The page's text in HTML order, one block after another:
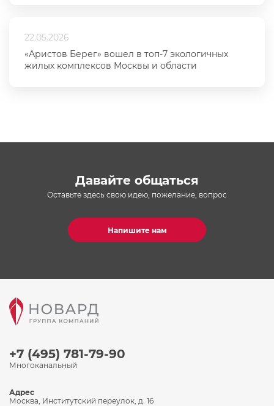
22.05.2026
«Аристов Берег» вошел в топ-7 экологичных
жилых комплексов Москвы и области
Давайте общаться
Оставьте здесь свою идею, пожелание, вопрос
Напишите нам
+7 (495) 781-79-90
Многоканальный
Адрес
Москва, Институтский переулок, д. 16